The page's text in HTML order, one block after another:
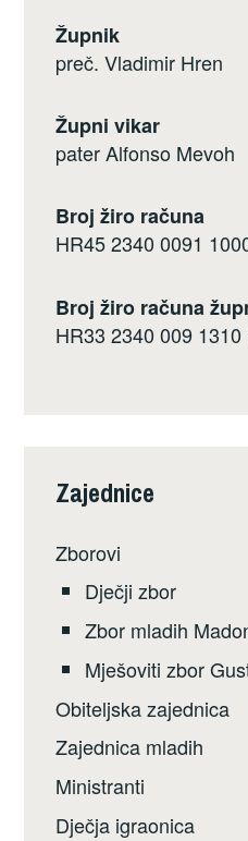
Župnik
preč. Vladimir Hren
Župni vikar
pater Alfonso Mevoh
Broj žiro računa
HR45 2340 0091
Broj žiro računa
HR33 2340 009 1310
Zajednice
Zborovi
Dječji zbor
Zbor mladih
Mješoviti zbor
Obiteljska zajednica
Zajednica mladih
Ministranti
Dječja igraonica